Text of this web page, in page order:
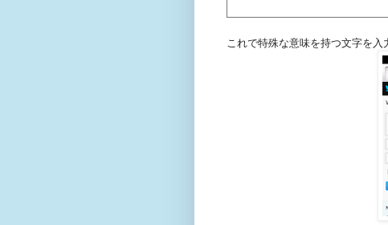
これで特殊な意味を持つ文字を入